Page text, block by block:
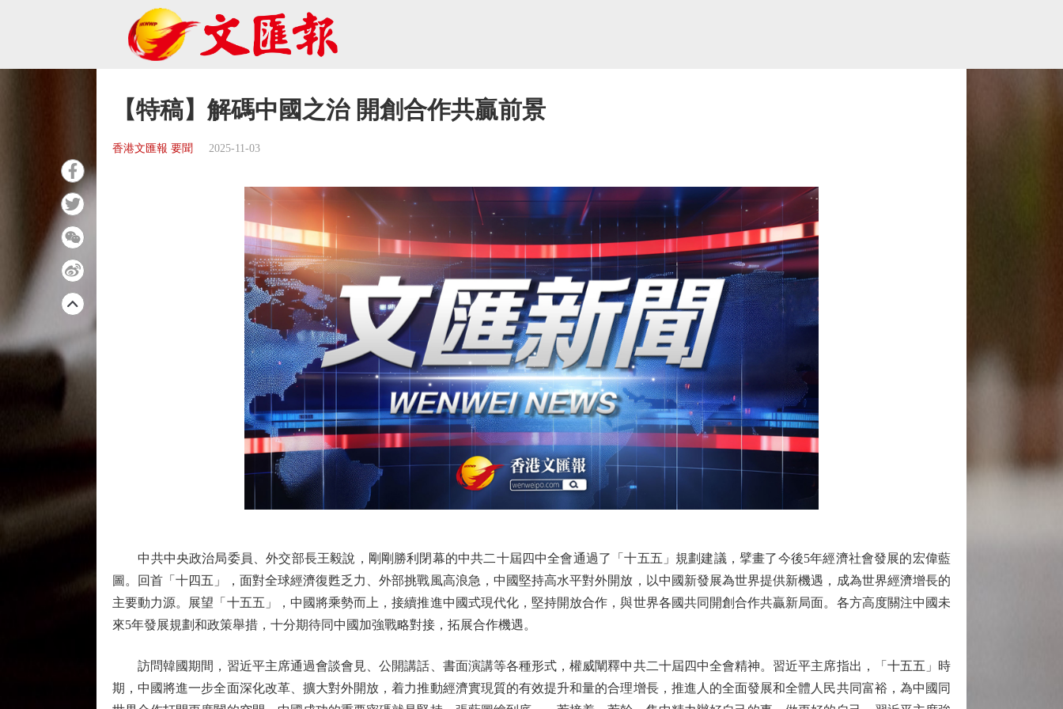
【特稿】解碼中國之治 開創合作共贏前景
香港文匯報 要聞 2025-11-03
中共中央政治局委員、外交部長王毅說，剛剛勝利閉幕的中共二十屆四中全會通過了「十五五」規劃建議，擘畫了今後5年經濟社會發展的宏偉藍
圖。回首「十四五」，面對全球經濟復甦乏力、外部挑戰風高浪急，中國堅持高水平對外開放，以中國新發展為世界提供新機遇，成為世界經濟增長的
主要動力源。展望「十五五」，中國將乘勢而上，接續推進中國式現代化，堅持開放合作，與世界各國共同開創合作共贏新局面。各方高度關注中國未
來5年發展規劃和政策舉措，十分期待同中國加強戰略對接，拓展合作機遇。
訪問韓國期間，習近平主席通過會談會見、公開講話、書面演講等各種形式，權威闡釋中共二十屆四中全會精神。習近平主席指出，「十五五」時
期，中國將進一步全面深化改革、擴大對外開放，着力推動經濟實現質的有效提升和量的合理增長，推進人的全面發展和全體人民共同富裕，為中國同